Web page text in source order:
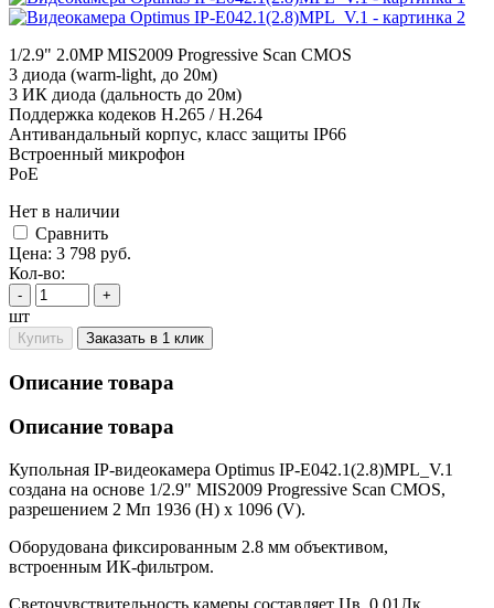
1/2.9" 2.0MP MIS2009 Progressive Scan CMOS
3 диода (warm-light, до 20м)
3 ИК диода (дальность до 20м)
Поддержка кодеков H.265 / H.264
Антивандальный корпус, класс защиты IР66
Встроенный микрофон
PoE
Нет в наличии
Cравнить
Цена: 3 798 руб.
Кол-во:
- +
шт
Купить Заказать в 1 клик
Описание товара
Описание товара
Купольная IP-видеокамера Optimus IP-E042.1(2.8)MPL_V.1
создана на основе 1/2.9" MIS2009 Progressive Scan CMOS,
разрешением 2 Мп 1936 (H) x 1096 (V).
Оборудована фиксированным 2.8 мм объективом,
встроенным ИК-фильтром.
Светочувствительность камеры составляет Цв. 0.01Лк